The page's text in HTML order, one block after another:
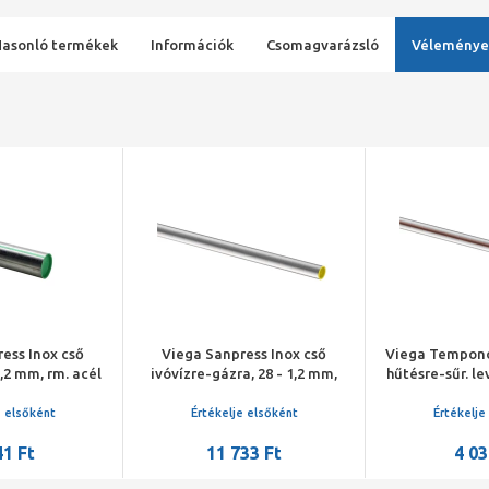
termékek Információk Csomagvarázsló
Inox cső
mm, rm. acél
csík), (240 m
elsőként
Ft
Viega Sanpress Inox cső
ivóvízre-gázra, 28 - 1,2 mm,
(sárga kupak)
Értékelje elsőként
11 733 Ft
Viega
hűtésre-sűr.
430Ti), 6 fm/
Értékelje
4